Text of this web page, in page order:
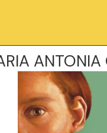
ANTONIA